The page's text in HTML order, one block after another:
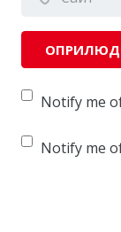
Notify me
Notify me